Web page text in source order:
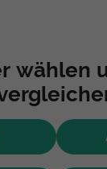
wählen